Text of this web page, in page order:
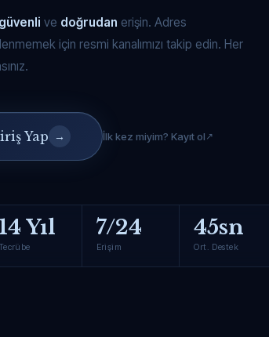
güvenli ve doğrudan erişin. Adres
için resmi kanalımızı takip edin. Her
Yap → İlk kez miyim? Kayıt ol
Yıl 7/24
Erişim
45sn
Ort. Destek